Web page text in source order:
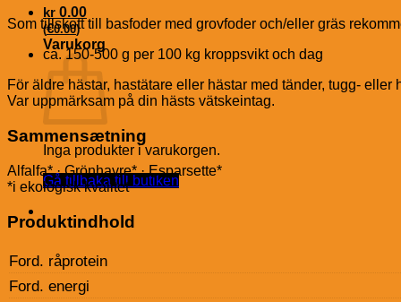
kr 0.00
(€0.00)
Varukorg
Inga produkter i varukorgen.
Gå tillbaka till butiken
Som tillskott till basfoder med grovfoder och/eller gräs
ca. 150-500 g per 100 kg kroppsvikt och dag
För äldre hästar, hastätare eller hästar med tänder, tugg-
Var uppmärksam på din hästs vätskeintag.
Sammensætning
Alfalfa* · Grönhavre* · Esparsette*
*i ekologisk kvalitet
Produktindhold
Ford. råprotein
Ford. energi